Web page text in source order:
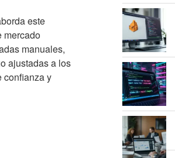
este
mercado
manuales,
ajustadas a los
confianza y